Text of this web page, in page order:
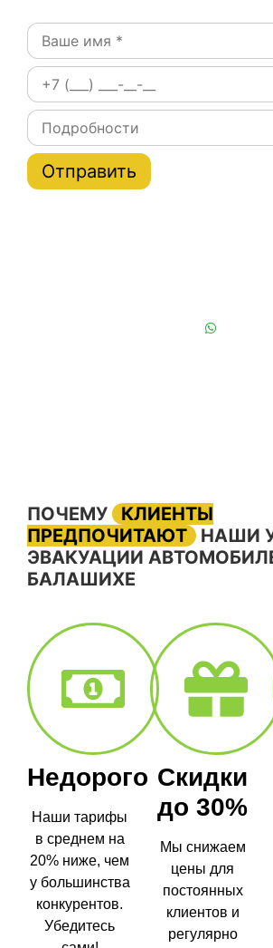
ПОЧЕМУ
КЛИЕНТЫ
ПРЕДПОЧИТАЮТ
НАШИ
ЭВАКУАЦИИ
БАЛАШИХЕ
Недорого
Наши тарифы
в среднем на
20% ниже, чем
у большинства
конкурентов.
Убедитесь
Скидки
до 30%
Мы снижаем
цены для
постоянных
клиентов и
регулярно